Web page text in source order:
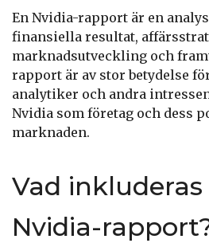
En Nvidia-rapport är en
finansiella resultat,
marknadsutveckling och
rapport är av stor betydelse
analytiker och andra
Nvidia som företag och dess
marknaden.
Vad inkluderas
Nvidia-